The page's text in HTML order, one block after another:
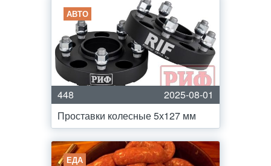
АВТО
448
2025-08-01
Проставки колесные 5х127 мм
ЕДА